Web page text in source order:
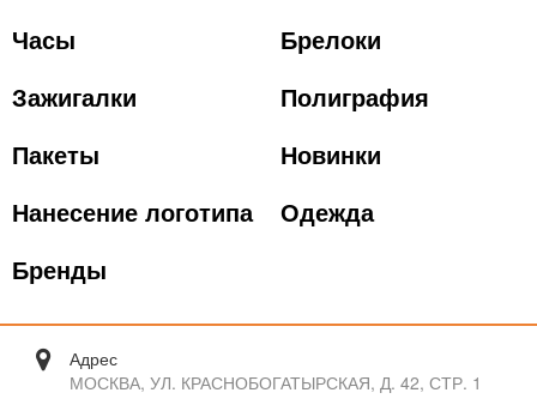
Часы
Брелоки
Зажигалки
Полиграфия
Пакеты
Новинки
Нанесение логотипа
Одежда
Бренды
Адрес
МОСКВА, УЛ. КРАСНОБОГАТЫРСКАЯ, Д. 42, СТР. 1